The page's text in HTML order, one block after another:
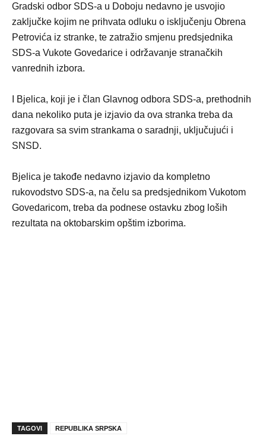
Gradski odbor SDS-a u Doboju nedavno je usvojio
zaključke kojim ne prihvata odluku o isključenju Obrena
Petrovića iz stranke, te zatražio smjenu predsjednika
SDS-a Vukote Govedarice i održavanje stranačkih
vanrednih izbora.
I Bjelica, koji je i član Glavnog odbora SDS-a, prethodnih
dana nekoliko puta je izjavio da ova stranka treba da
razgovara sa svim strankama o saradnji, uključujući i
SNSD.
Bjelica je takođe nedavno izjavio da kompletno
rukovodstvo SDS-a, na čelu sa predsjednikom Vukotom
Govedaricom, treba da podnese ostavku zbog loših
rezultata na oktobarskim opštim izborima.
TAGOVI REPUBLIKA SRPSKA